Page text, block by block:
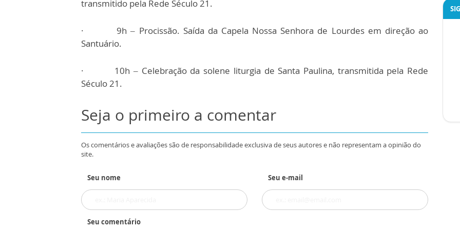
transmitido pela Rede Século 21.
· 9h – Procissão. Saída da Capela Nossa Senhora de Lourdes em direção ao
Santuário.
· 10h – Celebração da solene liturgia de Santa Paulina, transmitida pela Rede
Século 21.
Seja o primeiro a comentar
Os comentários e avaliações são de responsabilidade exclusiva de seus autores e não representam a opinião do
site.
Seu nome Seu e-mail
Seu comentário